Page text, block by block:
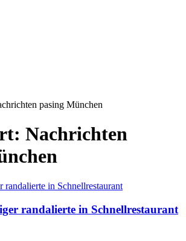
pasing München
Nachrichten
randalierte in Schnellrestaurant